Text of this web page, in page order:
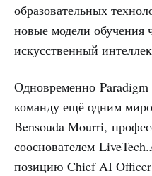
образовательных
новые модели обучения
искусственный
Одновременно
команду ещё одним
Bensouda Mourri,
сооснователем
позицию Chief AI